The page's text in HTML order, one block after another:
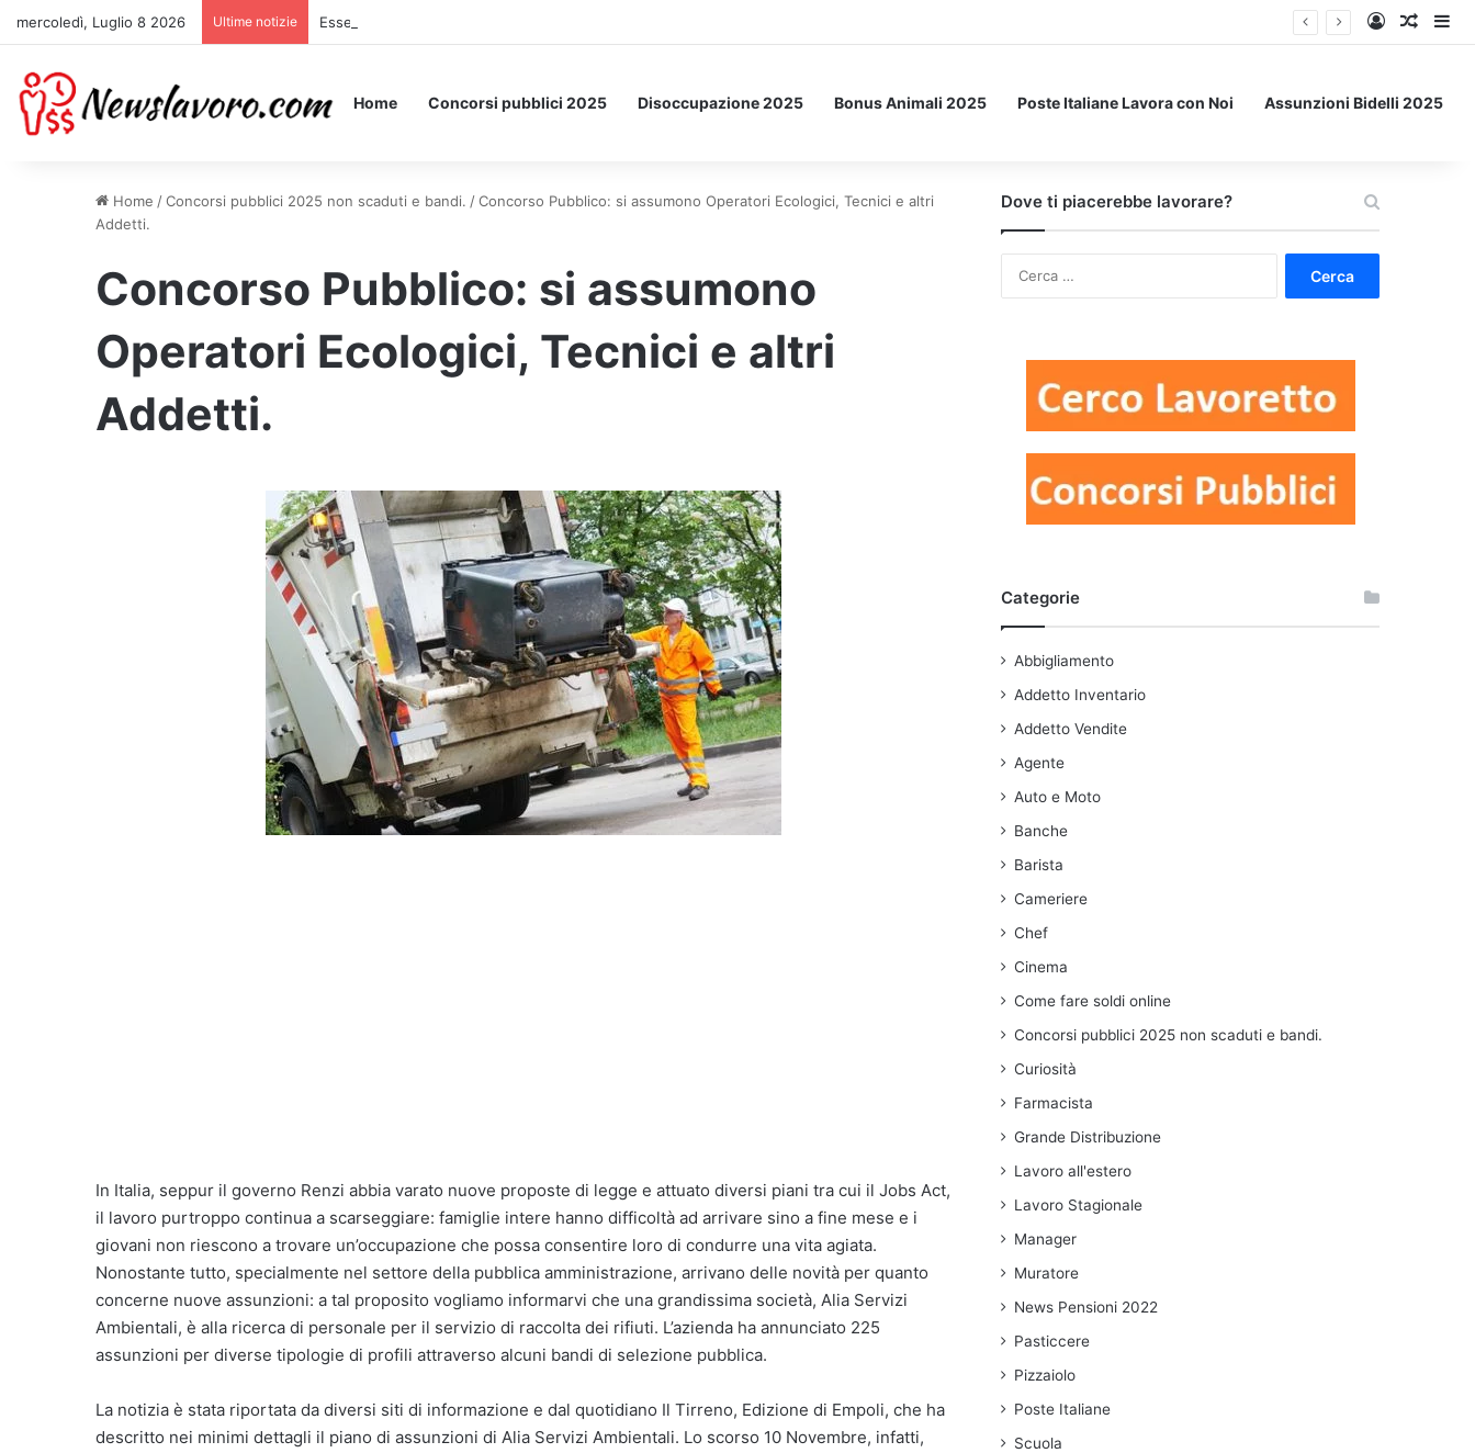
mercoledì, Luglio 8 2026 Ultime notizie Essere Pagati per Stare a Letto: ecco l’esperimento spaziale. Accedi
Un
Home Concorsi pubblici 2025 Disoccupazione 2025 Bonus Animali 2025 Poste Italiane Lavora con Noi Assunzioni Bidelli 2025
Home /Concorsi pubblici 2025 non scaduti e bandi. /Concorso Pubblico: si assumono Operatori Ecologici, Tecnici e altri
Addetti.
Concorso Pubblico: si assumono
Operatori Ecologici, Tecnici e altri
Addetti.
In Italia, seppur il governo Renzi abbia varato nuove proposte di legge e attuato diversi piani tra cui il Jobs Act,
il lavoro purtroppo continua a scarseggiare: famiglie intere hanno difficoltà ad arrivare sino a fine mese e i
giovani non riescono a trovare un’occupazione che possa consentire loro di condurre una vita agiata.
Nonostante tutto, specialmente nel settore della pubblica amministrazione, arrivano delle novità per quanto
concerne nuove assunzioni: a tal proposito vogliamo informarvi che una grandissima società, Alia Servizi
Ambientali, è alla ricerca di personale per il servizio di raccolta dei rifiuti. L’azienda ha annunciato 225
assunzioni per diverse tipologie di profili attraverso alcuni bandi di selezione pubblica.
La notizia è stata riportata da diversi siti di informazione e dal quotidiano Il Tirreno, Edizione di Empoli, che ha
descritto nei minimi dettagli il piano di assunzioni di Alia Servizi Ambientali. Lo scorso 10 Novembre, infatti,
Dove ti piacerebbe lavorare?
Categorie
Abbigliamento
Addetto Inventario
Addetto Vendite
Agente
Auto e Moto
Banche
Barista
Cameriere
Chef
Cinema
Come fare soldi online
Concorsi pubblici 2025 non scaduti e bandi.
Curiosità
Farmacista
Grande Distribuzione
Lavoro all'estero
Lavoro Stagionale
Manager
Muratore
News Pensioni 2022
Pasticcere
Pizzaiolo
Poste Italiane
Scuola